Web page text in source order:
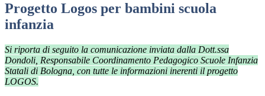
Progetto Logos per bambini scuola
infanzia
Si riporta di seguito la comunicazione inviata dalla Dott.ssa
Dondoli, Responsabile Coordinamento Pedagogico Scuole Infanzia
Statali di Bologna, con tutte le informazioni inerenti il progetto
LOGOS.